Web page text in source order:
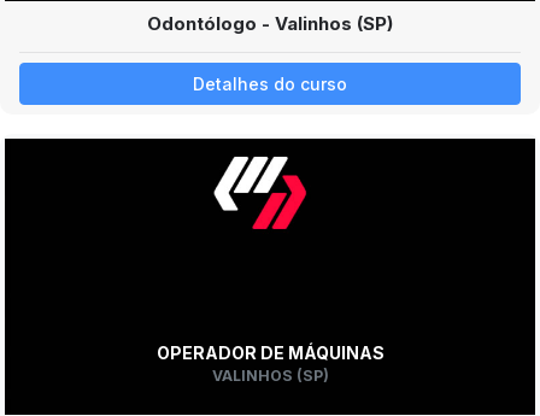
Odontólogo - Valinhos (SP)
Detalhes do curso
OPERADOR DE MÁQUINAS
VALINHOS (SP)